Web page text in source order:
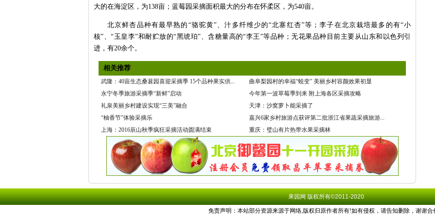
大的在海淀区，为138亩；蓝莓园采摘面积最大的分布在怀柔区，为540亩。
北京鲜杏品种有最早熟的“骆驼黄”、汁多纤维少的“北寨红杏”等；李子在北京栽培最多的有“小
核”、“玉皇李”和耐贮放的“黑琥珀”、含糖量高的“李王”等品种；无花果品种目前主要从山东和以色列引
进，有20余个。
相关推荐
武隆：40亩生态桑葚园喜迎采摘季 15个品种果实供...
曲阜梨园村的幸福“蜕变” 美丽乡村容颜效果初显
永宁冬季旅游采摘季“新鲜”启动
今年第一波草莓季到来 附上海各区采摘攻略
礼泉美丽乡村建设实现“三美”融合
天津：沙窝萝卜能采摘了
“柚香节”体验采摘乐
嘉兴6家乡村旅游点获评第二批浙江省果蔬采摘旅游...
上海：2016辰山秋季疯狂采摘活动圆满结束
重庆：璧山有片热带水果采摘林
果园网版权所有©2011-2020
免责声明：本站部分资源来源于网络,版权归原作者所有!如有侵权，请告知删除，谢谢合